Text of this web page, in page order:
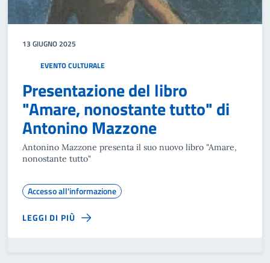
13 GIUGNO 2025
EVENTO CULTURALE
Presentazione del libro
"Amare, nonostante tutto" di
Antonino Mazzone
Antonino Mazzone presenta il suo nuovo libro "Amare,
nonostante tutto"
Accesso all'informazione
LEGGI DI PIÙ